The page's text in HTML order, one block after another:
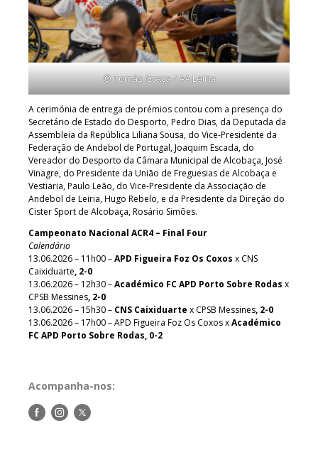
© Tomás Graça / AA Leiria
A cerimónia de entrega de prémios contou com a presença do
Secretário de Estado do Desporto, Pedro Dias, da Deputada da
Assembleia da República Liliana Sousa, do Vice-Presidente da
Federação de Andebol de Portugal, Joaquim Escada, do
Vereador do Desporto da Câmara Municipal de Alcobaça, José
Vinagre, do Presidente da União de Freguesias de Alcobaça e
Vestiaria, Paulo Leão, do Vice-Presidente da Associação de
Andebol de Leiria, Hugo Rebelo, e da Presidente da Direção do
Cister Sport de Alcobaça, Rosário Simões.
Campeonato Nacional ACR4 – Final Four
Calendário
13.06.2026 – 11h00 –APD Figueira Foz Os Coxos x CNS
Caixiduarte, 2-0
13.06.2026 – 12h30 –Académico FC APD Porto Sobre Rodas x
CPSB Messines, 2-0
13.06.2026 – 15h30 – CNS Caixiduarte x CPSB Messines, 2-0
13.06.2026 – 17h00 – APD Figueira Foz Os Coxos xAcadémico
FC APD Porto Sobre Rodas, 0-2
Acompanha-nos:
Siga-Siga-Siga-